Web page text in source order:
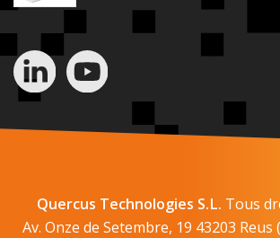
Quercus Technologies S.L. Tous
Av. Onze de Setembre, 19 43203 Reus